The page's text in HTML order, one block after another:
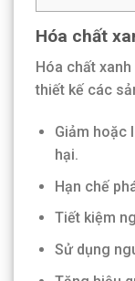
Hóa chất
Hóa chất
thiết kế các
Giảm hoặc
hại.
Hạn chế
Tiết kiệm
Sử dụng